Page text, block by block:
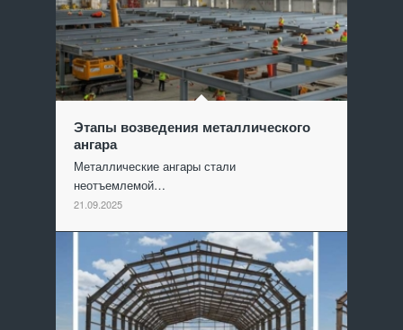
Этапы возведения металлического
ангара
Металлические ангары стали
неотъемлемой…
21.09.2025